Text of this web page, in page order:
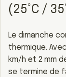
(25°C /
Le dimanche
thermique.
km/h et 2 mm
se termine de